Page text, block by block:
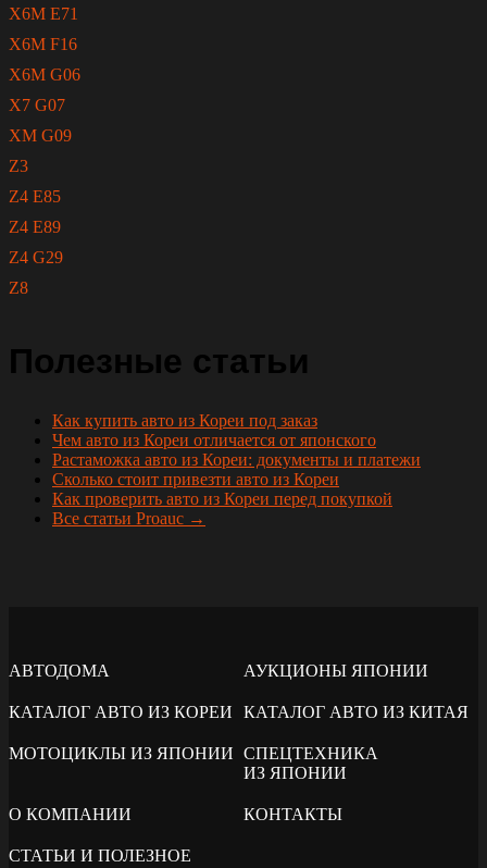
X6M E71
X6M F16
X6M G06
X7 G07
XM G09
Z3
Z4 E85
Z4 E89
Z4 G29
Z8
Полезные статьи
Как купить авто из Кореи под заказ
Чем авто из Кореи отличается от японского
Растаможка авто из Кореи: документы и платежи
Сколько стоит привезти авто из Кореи
Как проверить авто из Кореи перед покупкой
Все статьи Proauc →
АВТОДОМА АУКЦИОНЫ ЯПОНИИ
КАТАЛОГ АВТО ИЗ КОРЕИ КАТАЛОГ АВТО ИЗ КИТАЯ
МОТОЦИКЛЫ ИЗ ЯПОНИИ СПЕЦТЕХНИКА
ИЗ ЯПОНИИ
О КОМПАНИИ КОНТАКТЫ
СТАТЬИ И ПОЛЕЗНОЕ